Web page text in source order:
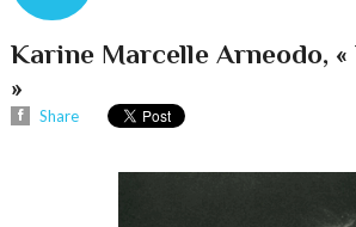
Karine Marcelle Arneodo, «
»
Share